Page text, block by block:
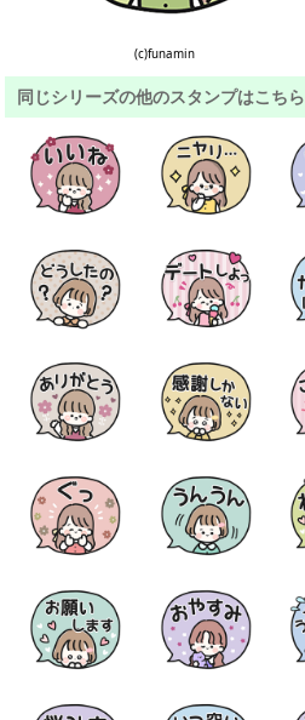
(c)funamin
同じシリーズの他のスタンプはこちら